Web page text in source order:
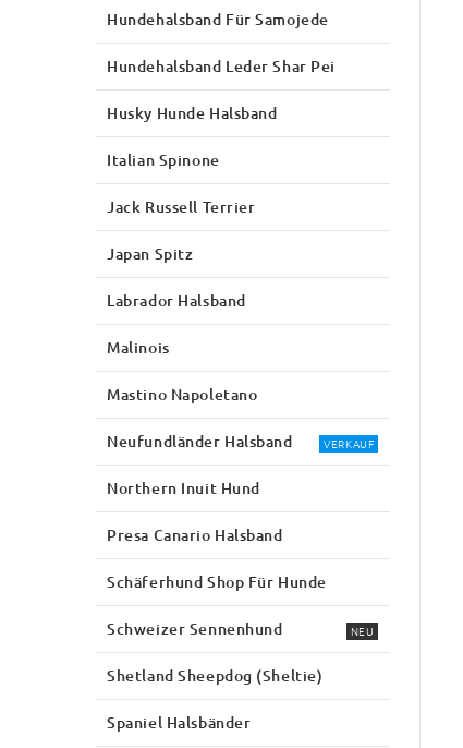
Hundehalsband Für Samojede
Hundehalsband Leder Shar Pei
Husky Hunde Halsband
Italian Spinone
Jack Russell Terrier
Japan Spitz
Labrador Halsband
Malinois
Mastino Napoletano
Neufundländer Halsband VERKAUF
Northern Inuit Hund
Presa Canario Halsband
Schäferhund Shop Für Hunde
Schweizer Sennenhund NEU
Shetland Sheepdog (Sheltie)
Spaniel Halsbänder